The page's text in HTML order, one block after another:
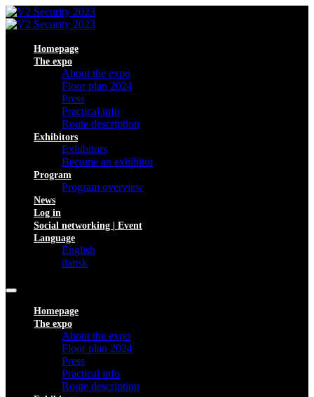
Homepage
The expo
About the expo
Floor plan 2024
Press
Practical info
Route description
Exhibitors
Exhibitors
Become an exhibitor
Program
Program overview
News
Log in
Social networking | Event
Language
English
dansk
Homepage
The expo
About the expo
Floor plan 2024
Press
Practical info
Route description